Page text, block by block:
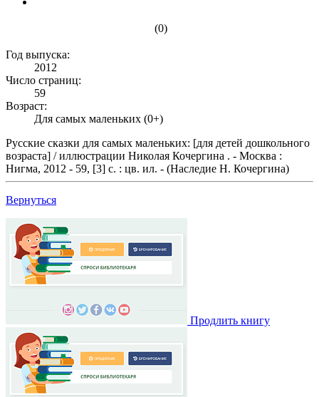
(0)
Год выпуска:
2012
Число страниц:
59
Возраст:
Для самых маленьких (0+)
Русские сказки для самых маленьких: [для детей дошкольного
возраста] / иллюстрации Николая Кочергина . - Москва :
Нигма, 2012 - 59, [3] с. : цв. ил. - (Наследие Н. Кочергина)
Вернуться
Продлить книгу